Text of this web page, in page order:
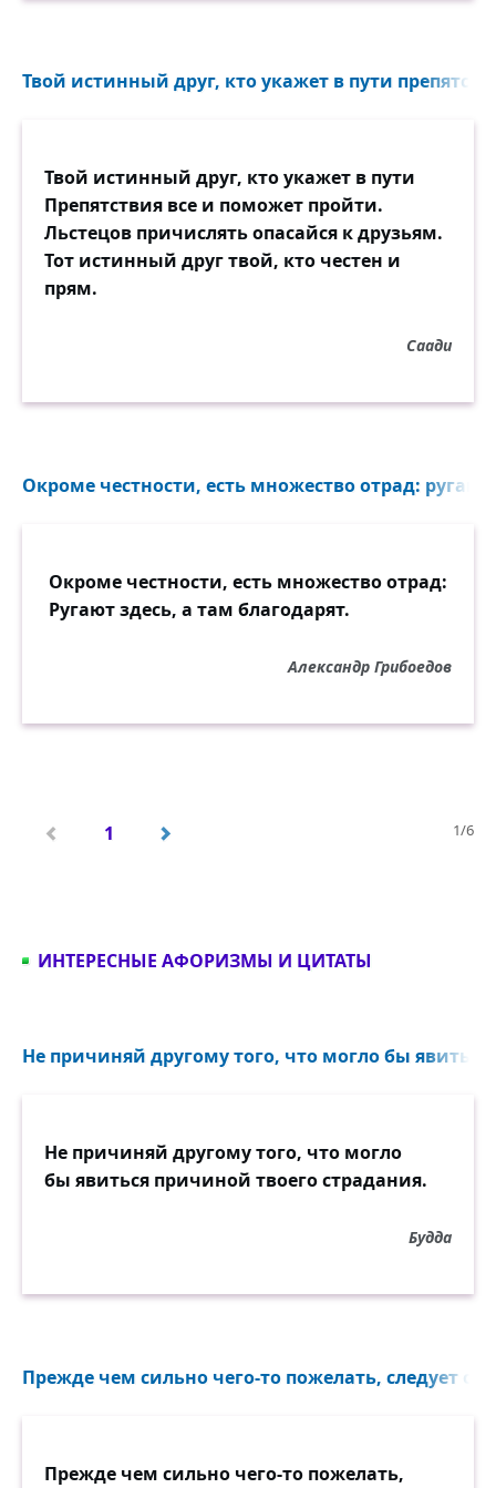
Твой истинный друг, кто укажет в пути
Твой истинный друг, кто укажет в пути
Препятствия все и поможет пройти.
Льстецов причислять опасайся к друзьям.
Тот истинный друг твой, кто честен и
прям.
Саади
Окроме честности, есть множество отрад:
Окроме честности, есть множество отрад:
Ругают здесь, а там благодарят.
Александр Грибоедов
1/6
1
ИНТЕРЕСНЫЕ АФОРИЗМЫ И ЦИТАТЫ
Не причиняй другому того, что могло бы
Не причиняй другому того, что могло
бы явиться причиной твоего страдания.
Будда
Прежде чем сильно чего-то пожелать, следует
Прежде чем сильно чего-то пожелать,